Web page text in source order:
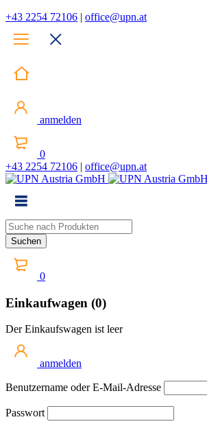
+43 2254 72106 | office@upn.at
anmelden
0
+43 2254 72106 | office@upn.at
0
Einkaufwagen (0)
Der Einkaufswagen ist leer
anmelden
Benutzername oder E-Mail-Adresse
Passwort